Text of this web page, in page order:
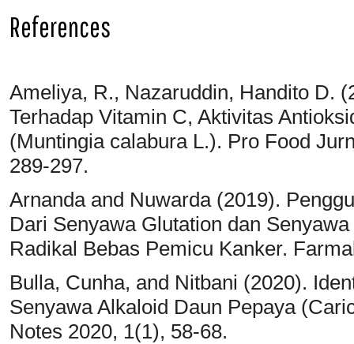
References
Ameliya, R., Nazaruddin, Handito D.
Terhadap Vitamin C, Aktivitas
(Muntingia calabura L.). Pro Food
289-297.
Arnanda and Nuwarda (2019).
Dari Senyawa Glutation dan
Radikal Bebas Pemicu Kanker.
Bulla, Cunha, and Nitbani (2020).
Senyawa Alkaloid Daun Pepaya
Notes 2020, 1(1), 58-68.